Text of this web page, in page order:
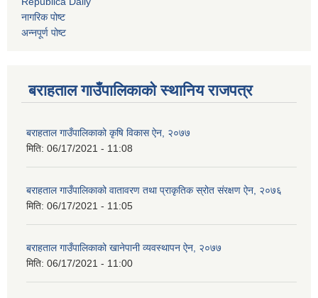
नागरिक पोष्ट
अन्नपूर्ण पोष्ट
बराहताल गाउँपालिकाको स्थानिय राजपत्र
बराहताल गाउँपालिकाको कृषि विकास ऐन, २०७७
मिति: 06/17/2021 - 11:08
बराहताल गाउँपालिकाको वातावरण तथा प्राकृतिक स्रोत संरक्षण ऐन, २०७६
मिति: 06/17/2021 - 11:05
बराहताल गाउँपालिकाको खानेपानी व्यवस्थापन ऐन, २०७७
मिति: 06/17/2021 - 11:00